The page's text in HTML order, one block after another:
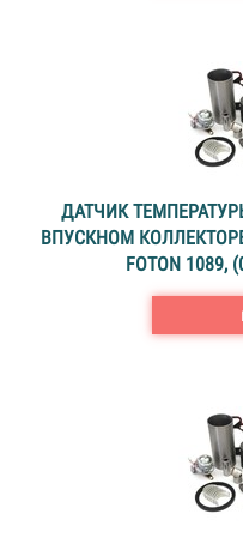
ДАТЧИК
ВПУСКНОМ КОЛЛЕКТОРЕ
FOTON 1089,